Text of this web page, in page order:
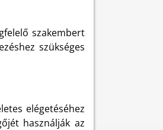
szakembert
szükséges
elégetéséhez
használják az